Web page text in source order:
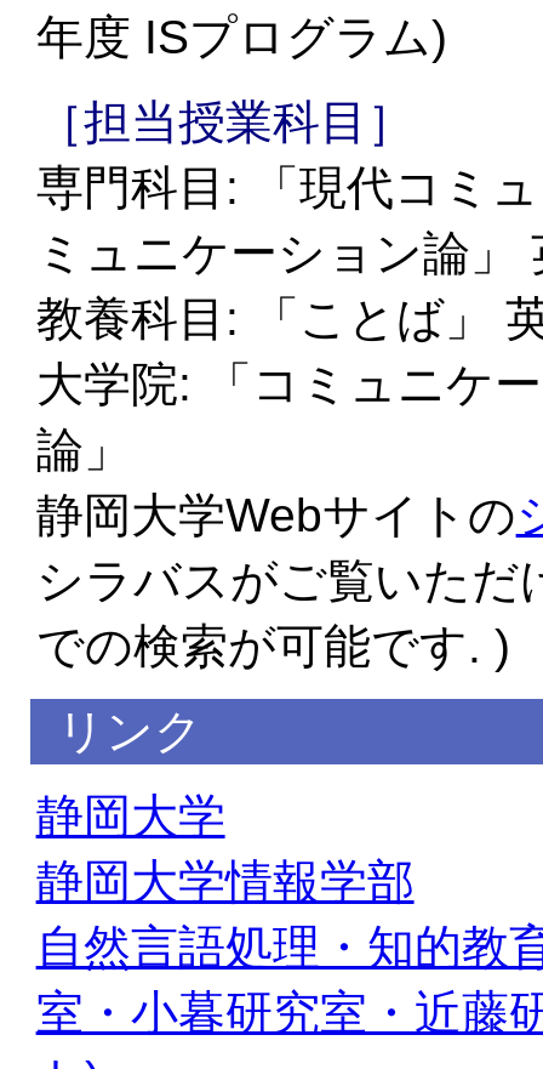
年度 ISプログラム)
［担当授業科目］
専門科目: 「現代コミ
ミュニケーション論」
教養科目: 「ことば」
大学院: 「コミュニケ
論」
静岡大学Webサイトの
シラバスがご覧いただ
での検索が可能です. )
リンク
静岡大学
静岡大学情報学部
自然言語処理・知的教
室・小暮研究室・近藤